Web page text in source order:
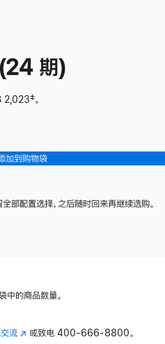
期)
2,023脚
‡。
加到购物袋
部配置选择，之后随时回来再继续选购。
中的商品数量。
流(在 或致电400-666-8800。